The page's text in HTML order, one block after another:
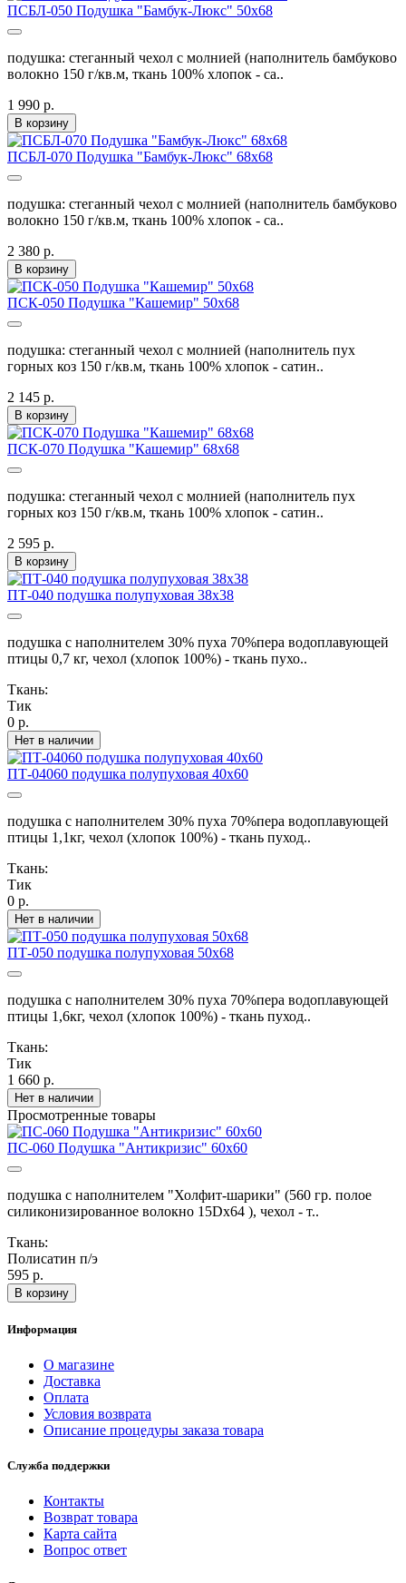
ПСБЛ-050 Подушка "Бамбук-Люкс" 50х68
подушка: стеганный чехол с молнией (наполнитель бамбуково
волокно 150 г/кв.м, ткань 100% хлопок - са..
1 990 р.
В корзину
ПСБЛ-070 Подушка "Бамбук-Люкс" 68х68
подушка: стеганный чехол с молнией (наполнитель бамбуково
волокно 150 г/кв.м, ткань 100% хлопок - са..
2 380 р.
В корзину
ПСК-050 Подушка "Кашемир" 50х68
подушка: стеганный чехол с молнией (наполнитель пух
горных коз 150 г/кв.м, ткань 100% хлопок - сатин..
2 145 р.
В корзину
ПСК-070 Подушка "Кашемир" 68х68
подушка: стеганный чехол с молнией (наполнитель пух
горных коз 150 г/кв.м, ткань 100% хлопок - сатин..
2 595 р.
В корзину
ПТ-040 подушка полупуховая 38х38
подушка с наполнителем 30% пуха 70%пера водоплавующей
птицы 0,7 кг, чехол (хлопок 100%) - ткань пухо..
Ткань:
Тик
0 р.
Нет в наличии
ПТ-04060 подушка полупуховая 40х60
подушка с наполнителем 30% пуха 70%пера водоплавующей
птицы 1,1кг, чехол (хлопок 100%) - ткань пуход..
Ткань:
Тик
0 р.
Нет в наличии
ПТ-050 подушка полупуховая 50х68
подушка с наполнителем 30% пуха 70%пера водоплавующей
птицы 1,6кг, чехол (хлопок 100%) - ткань пуход..
Ткань:
Тик
1 660 р.
Нет в наличии
Просмотренные товары
ПС-060 Подушка "Антикризис" 60х60
подушка с наполнителем "Холфит-шарики" (560 гр. полое
силиконизированное волокно 15Dx64 ), чехол - т..
Ткань:
Полисатин п/э
595 р.
В корзину
Информация
О магазине
Доставка
Оплата
Условия возврата
Описание процедуры заказа товара
Служба поддержки
Контакты
Возврат товара
Карта сайта
Вопрос ответ